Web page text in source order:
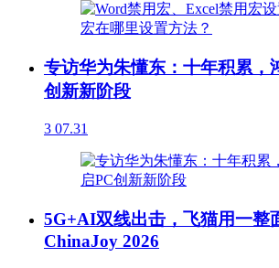
专访华为朱懂东：十年积累，
创新新阶段
3 07.31
5G+AI双线出击，飞猫用一整
ChinaJoy 2026